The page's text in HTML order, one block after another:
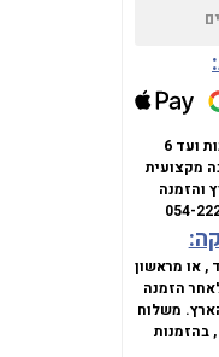
אשראי עד 8 תשלומים בסליקה בחנות ועד 6
מקצועית
והזמנה
054-
ממחסן ראשי ,שפירא 35 לוד , או מראשון
הזמנה
משלוח
בהזמנות